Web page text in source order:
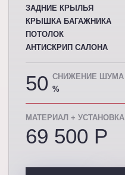
ЗАДНИЕ КРЫЛЬЯ
КРЫШКА БАГАЖНИКА
ПОТОЛОК
АНТИСКРИП САЛОНА
50 СНИЖЕНИЕ ШУМА
%
МАТЕРИАЛ + УСТАНОВКА
69 500 P